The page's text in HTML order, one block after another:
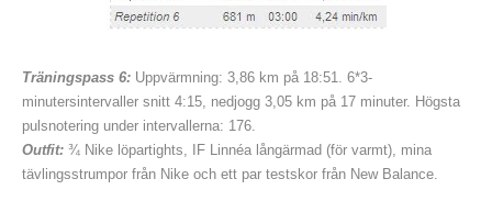
Träningspass 6:Uppvärmning: 3,86 km på 18:51. 6*3-
minutersintervaller snitt 4:15, nedjogg 3,05 km på 17 minuter. Högsta
pulsnotering under intervallerna: 176.
Outfit:¾ Nike löpartights, IF Linnéa långärmad (för varmt), mina
tävlingsstrumpor från Nike och ett par testskor från New Balance.